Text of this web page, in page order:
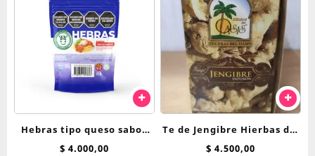
Hebras tipo queso sabor
Reggianito Felices las
$ 4.000,00
Te de Jengibre Hierbas del
Oasis saquitos
$ 4.500,00